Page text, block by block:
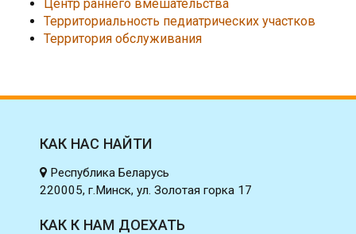
Центр раннего вмешательства
Территориальность педиатрических участков
Территория обслуживания
КАК НАС НАЙТИ
Республика Беларусь
220005, г.Минск, ул. Золотая горка 17
КАК К НАМ ДОЕХАТЬ